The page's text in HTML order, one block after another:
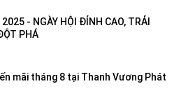
2025 - NGÀY HỘI ĐỈNH CAO, TRẢI
PHÁ
mãi tháng 8 tại Thanh Vương Phát